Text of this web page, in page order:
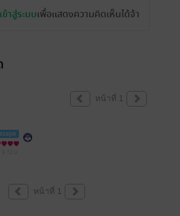
เข้าสู่ระบบเพื่อแสดงความคิดเห็นได้จ้า
หน้าที่ 1
หน้าที่ 1